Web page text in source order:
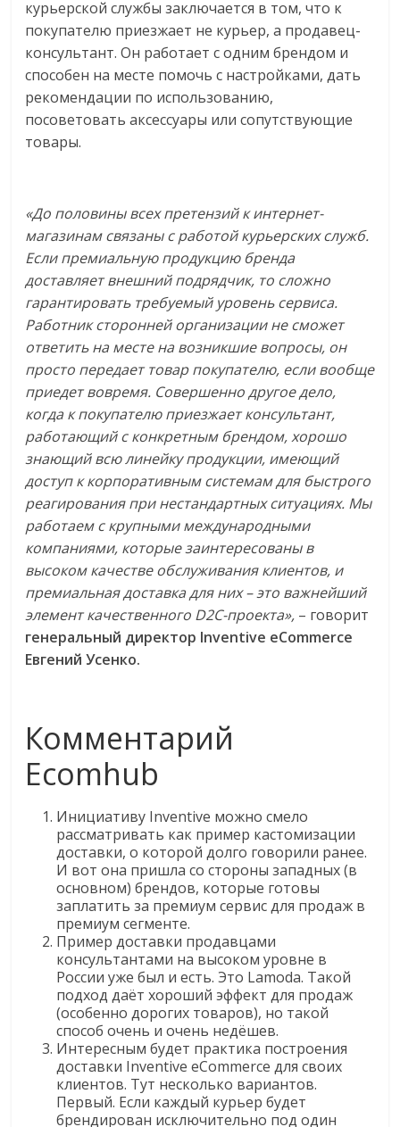
курьерской службы заключается в том, что к
покупателю приезжает не курьер, а продавец-
консультант. Он работает с одним брендом и
способен на месте помочь с настройками, дать
рекомендации по использованию,
посоветовать аксессуары или сопутствующие
товары.
«До половины всех претензий к интернет-
магазинам связаны с работой курьерских служб.
Если премиальную продукцию бренда
доставляет внешний подрядчик, то сложно
гарантировать требуемый уровень сервиса.
Работник сторонней организации не сможет
ответить на месте на возникшие вопросы, он
просто передает товар покупателю, если вообще
приедет вовремя. Совершенно другое дело,
когда к покупателю приезжает консультант,
работающий с конкретным брендом, хорошо
знающий всю линейку продукции, имеющий
доступ к корпоративным системам для быстрого
реагирования при нестандартных ситуациях. Мы
работаем с крупными международными
компаниями, которые заинтересованы в
высоком качестве обслуживания клиентов, и
премиальная доставка для них – это важнейший
элемент качественного D2C-проекта», – говорит
генеральный директор Inventive eCommerce
Евгений Усенко.
Комментарий
Ecomhub
Инициативу Inventive можно смело
рассматривать как пример кастомизации
доставки, о которой долго говорили ранее.
И вот она пришла со стороны западных (в
основном) брендов, которые готовы
заплатить за премиум сервис для продаж в
премиум сегменте.
Пример доставки продавцами
консультантами на высоком уровне в
России уже был и есть. Это Lamoda. Такой
подход даёт хороший эффект для продаж
(особенно дорогих товаров), но такой
способ очень и очень недёшев.
Интересным будет практика построения
доставки Inventive eCommerce для своих
клиентов. Тут несколько вариантов.
Первый. Если каждый курьер будет
брендирован исключительно под один